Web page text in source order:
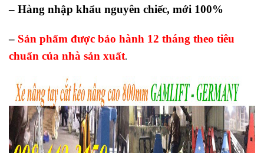
– Hàng nhập khẩu nguyên chiếc, mới 100%
– Sản phẩm được bảo hành 12 tháng theo tiêu
chuẩn của nhà sản xuất.